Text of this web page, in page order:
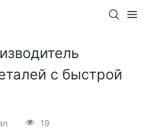
с быстрой
19